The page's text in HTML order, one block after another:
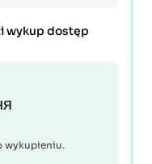
wykup dostęp
wykupieniu.